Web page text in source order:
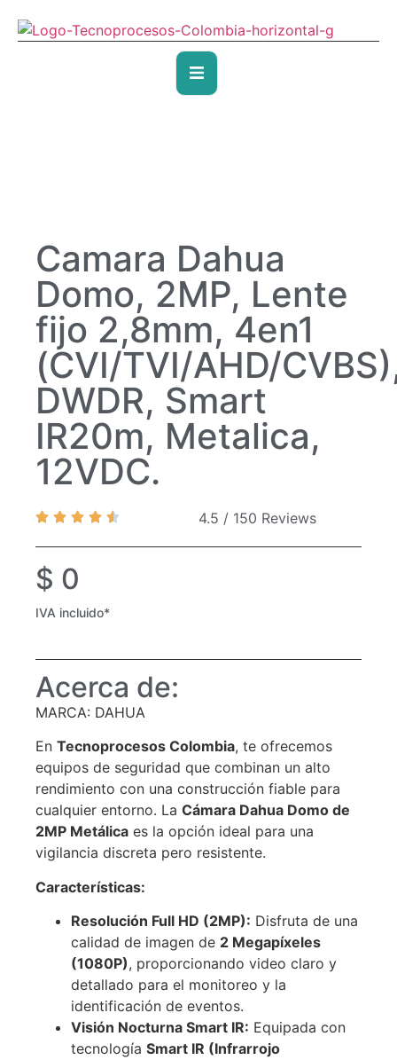
Camara Dahua
Domo, 2MP, Lente
fijo 2,8mm, 4en1
(CVI/TVI/AHD/
DWDR, Smart
IR20m, Metalica,
12VDC.
4.5 / 150 Reviews
$ 0
IVA incluido*
Acerca de:
MARCA: DAHUA
En Tecnoprocesos Colombia, te ofrecemos
equipos de seguridad que combinan un alto
rendimiento con una construcción fiable para
cualquier entorno. La Cámara Dahua Domo de
2MP Metálica es la opción ideal para una
vigilancia discreta pero resistente.
Características:
Resolución Full HD (2MP): Disfruta de una
calidad de imagen de 2 Megapíxeles
(1080P), proporcionando video claro y
detallado para el monitoreo y la
identificación de eventos.
Visión Nocturna Smart IR: Equipada con
tecnología Smart IR (Infrarrojo